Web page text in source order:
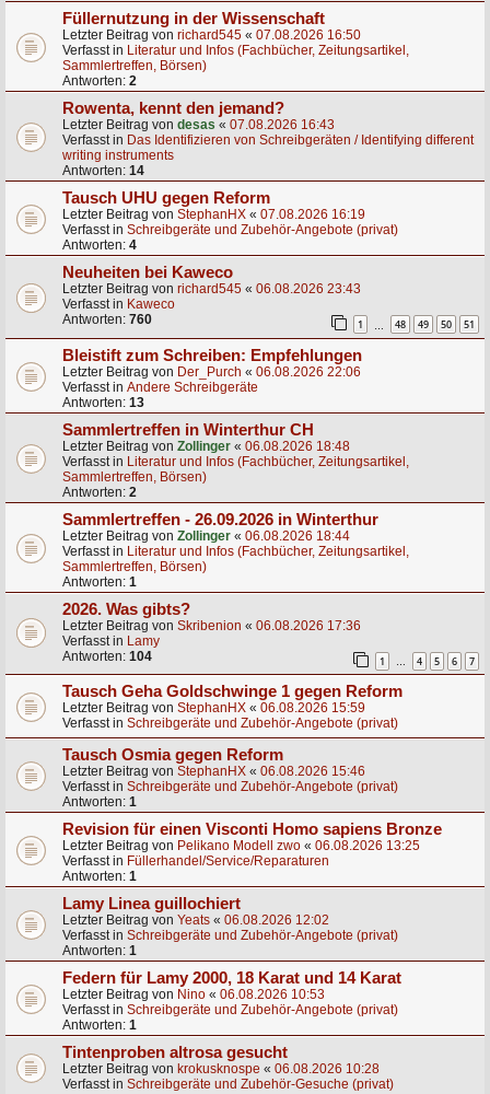
Füllernutzung in der Wissenschaft
Letzter Beitrag von richard545 « 07.08.2026 16:50
Verfasst in Literatur und Infos (Fachbücher, Zeitungsartikel,
Sammlertreffen, Börsen)
Antworten: 2
Rowenta, kennt den jemand?
Letzter Beitrag von desas « 07.08.2026 16:43
Verfasst in Das Identifizieren von Schreibgeräten / Identifying different
writing instruments
Antworten: 14
Tausch UHU gegen Reform
Letzter Beitrag von StephanHX « 07.08.2026 16:19
Verfasst in Schreibgeräte und Zubehör-Angebote (privat)
Antworten: 4
Neuheiten bei Kaweco
Letzter Beitrag von richard545 « 06.08.2026 23:43
Verfasst in Kaweco
Antworten: 760 1 48 49 50 51
Bleistift zum Schreiben: Empfehlungen
Letzter Beitrag von Der_Purch « 06.08.2026 22:06
Verfasst in Andere Schreibgeräte
Antworten: 13
Sammlertreffen in Winterthur CH
Letzter Beitrag von Zollinger « 06.08.2026 18:48
Verfasst in Literatur und Infos (Fachbücher, Zeitungsartikel,
Sammlertreffen, Börsen)
Antworten: 2
Sammlertreffen - 26.09.2026 in Winterthur
Letzter Beitrag von Zollinger « 06.08.2026 18:44
Verfasst in Literatur und Infos (Fachbücher, Zeitungsartikel,
Sammlertreffen, Börsen)
Antworten: 1
2026. Was gibts?
Letzter Beitrag von Skribenion « 06.08.2026 17:36
Verfasst in Lamy
Antworten: 104 1 … 4 5 6 7
Tausch Geha Goldschwinge 1 gegen Reform
Letzter Beitrag von StephanHX « 06.08.2026 15:59
Verfasst in Schreibgeräte und Zubehör-Angebote (privat)
Tausch Osmia gegen Reform
Letzter Beitrag von StephanHX « 06.08.2026 15:46
Verfasst in Schreibgeräte und Zubehör-Angebote (privat)
Antworten: 1
Revision für einen Visconti Homo sapiens Bronze
Letzter Beitrag von Pelikano Modell zwo « 06.08.2026 13:25
Verfasst in Füllerhandel/Service/Reparaturen
Antworten: 1
Lamy Linea guillochiert
Letzter Beitrag von Yeats « 06.08.2026 12:02
Verfasst in Schreibgeräte und Zubehör-Angebote (privat)
Antworten: 1
Federn für Lamy 2000, 18 Karat und 14 Karat
Letzter Beitrag von Nino « 06.08.2026 10:53
Verfasst in Schreibgeräte und Zubehör-Angebote (privat)
Antworten: 1
Tintenproben altrosa gesucht
Letzter Beitrag von krokusknospe « 06.08.2026 10:28
Verfasst in Schreibgeräte und Zubehör-Gesuche (privat)